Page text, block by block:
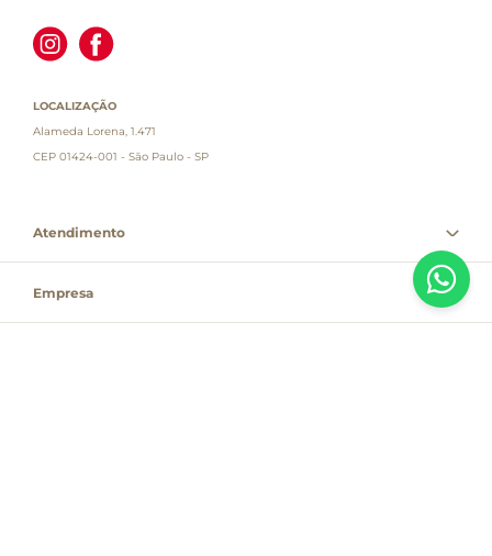
LOCALIZAÇÃO
Alameda Lorena, 1.471
CEP 01424-001 - São Paulo - SP
Atendimento
Empresa